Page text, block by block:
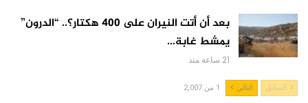
بعد أن أتت النيران على 400 هكتار؟.. “الدرون”
يمشط غابة…
21 ساعة منذ
السابق التالي 1 من 2,007